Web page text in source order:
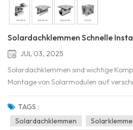
Solardachklemmen Schnelle
JUL 03, 2025
Solardachklemmen sind wichtige
Montage von Solarmodulen auf
gewährleisten Stabilität, Haltbarkeit
Diese Klemmen sorgen für eine
Solarmodulen und Montagesystemen,
TAGS :
Solardachklemmen